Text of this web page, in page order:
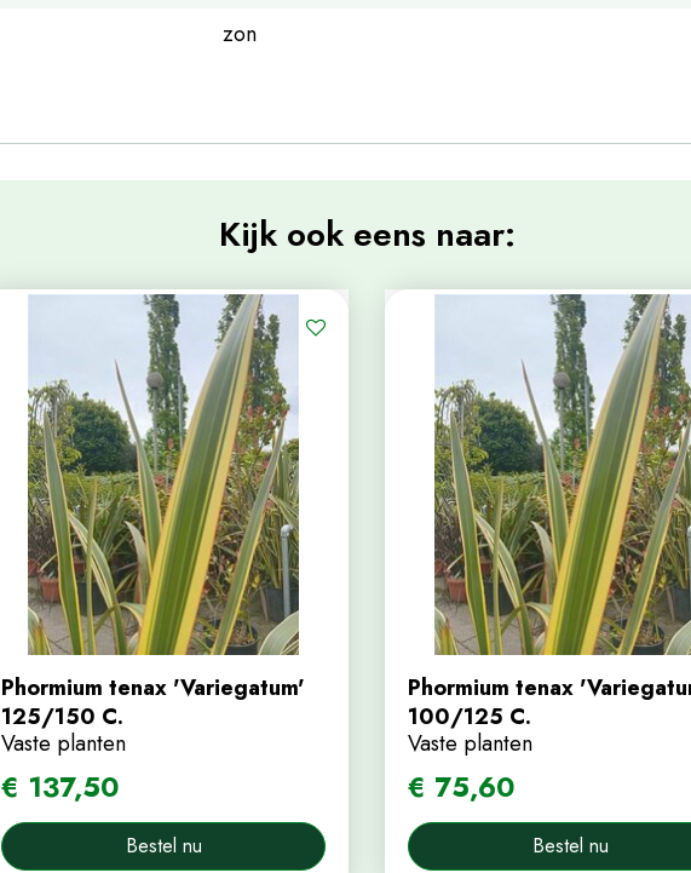
zon
Kijk ook eens naar:
Phormium tenax 'Variegatum'
125/150 C.
Vaste planten
€ 137,50
Bestel nu
Phormium tenax
100/125 C.
Vaste planten
€ 75,60
Bestel nu